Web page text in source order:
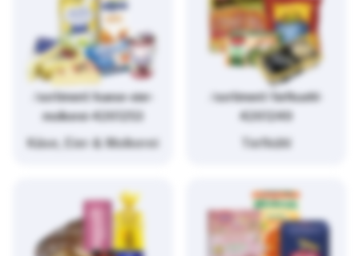
/sortiment/kaese-eier-
molkerei-4261253
Käse, Eier & Molkerei
/sortiment/tiefkuehl-
4261249
Tiefkühl